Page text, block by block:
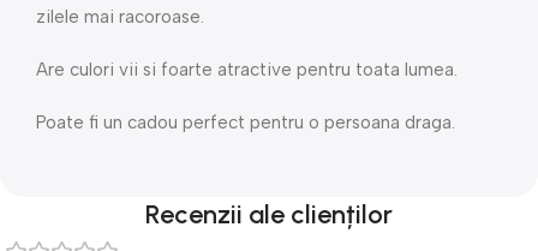
zilele mai racoroase.
Are culori vii si foarte atractive pentru toata lumea.
Poate fi un cadou perfect pentru o persoana draga.
Recenzii ale clienților